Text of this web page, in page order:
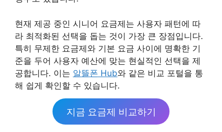
현재 제공 중인 시니어 요금제는 사용자 패턴에 따
라 최적화된 선택을 돕는 것이 가장 큰 장점입니다.
특히 무제한 요금제와 기본 요금 사이에 명확한 기
준을 두어 사용자 예산에 맞는 현실적인 선택을 제
공합니다. 이는 알뜰폰 Hub와 같은 비교 포털을 통
해 쉽게 확인할 수 있습니다.
지금 요금제 비교하기